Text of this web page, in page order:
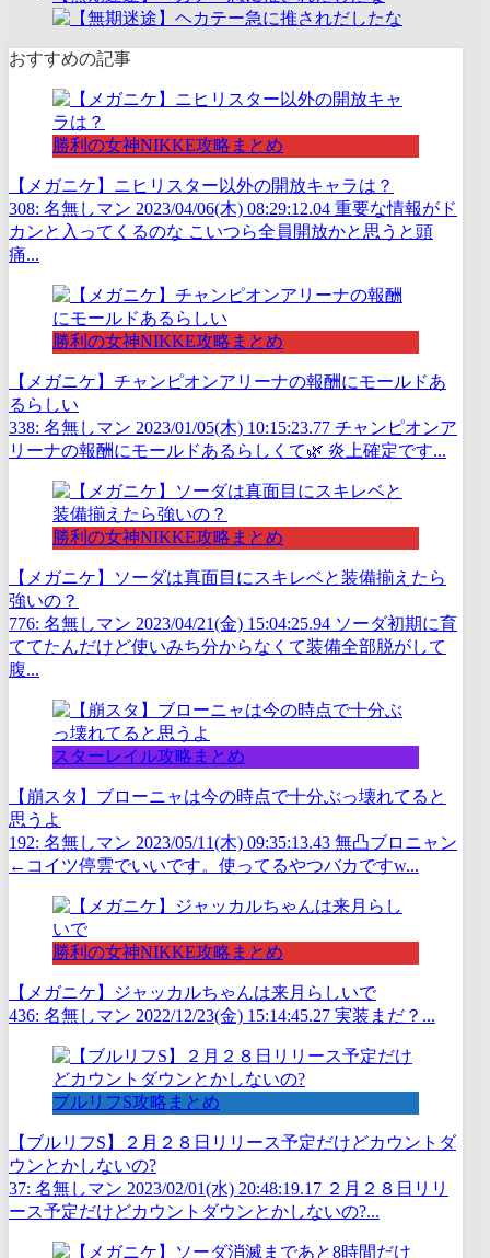
おすすめの記事
勝利の女神NIKKE攻略まとめ
【メガニケ】ニヒリスター以外の開放キャラは？
308: 名無しマン 2023/04/06(木) 08:29:12.04 重要な情報がド
カンと入ってくるのな こいつら全員開放かと思うと頭
痛...
勝利の女神NIKKE攻略まとめ
【メガニケ】チャンピオンアリーナの報酬にモールドあ
るらしい
338: 名無しマン 2023/01/05(木) 10:15:23.77 チャンピオンア
リーナの報酬にモールドあるらしくて🌿 炎上確定です...
勝利の女神NIKKE攻略まとめ
【メガニケ】ソーダは真面目にスキレベと装備揃えたら
強いの？
776: 名無しマン 2023/04/21(金) 15:04:25.94 ソーダ初期に育
ててたんだけど使いみち分からなくて装備全部脱がして
腹...
スターレイル攻略まとめ
【崩スタ】ブローニャは今の時点で十分ぶっ壊れてると
思うよ
192: 名無しマン 2023/05/11(木) 09:35:13.43 無凸ブロニャン
←コイツ停雲でいいです。使ってるやつバカですw...
勝利の女神NIKKE攻略まとめ
【メガニケ】ジャッカルちゃんは来月らしいで
436: 名無しマン 2022/12/23(金) 15:14:45.27 実装まだ？...
ブルリフS攻略まとめ
【ブルリフS】２月２８日リリース予定だけどカウントダ
ウンとかしないの?
37: 名無しマン 2023/02/01(水) 20:48:19.17 ２月２８日リリ
ース予定だけどカウントダウンとかしないの?...